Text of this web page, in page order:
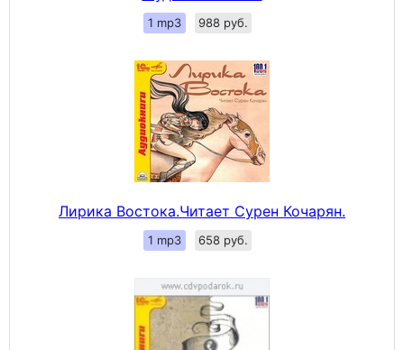
1 mp3 988 руб.
Лирика Востока.Читает Сурен Кочарян.
1 mp3 658 руб.